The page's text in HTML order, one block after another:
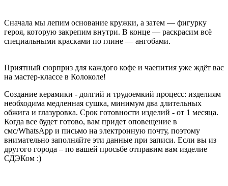
Сначала мы лепим основание кружки, а затем — фигурку
героя, которую закрепим внутри. В конце — раскрасим всё
специальными красками по глине — ангобами.
Приятный сюрприз для каждого кофе и чаепития уже ждёт вас
на мастер-классе в Колоколе!
Создание керамики - долгий и трудоемкий процесс: изделиям
необходима медленная сушка, минимум два длительных
обжига и глазуровка. Срок готовности изделий - от 1 месяца.
Когда все будет готово, вам придет оповещение в
смс/WhatsApp и письмо на электронную почту, поэтому
внимательно заполняйте эти данные при записи. Если вы из
другого города – по вашей просьбе отправим вам изделие
СДЭКом :)